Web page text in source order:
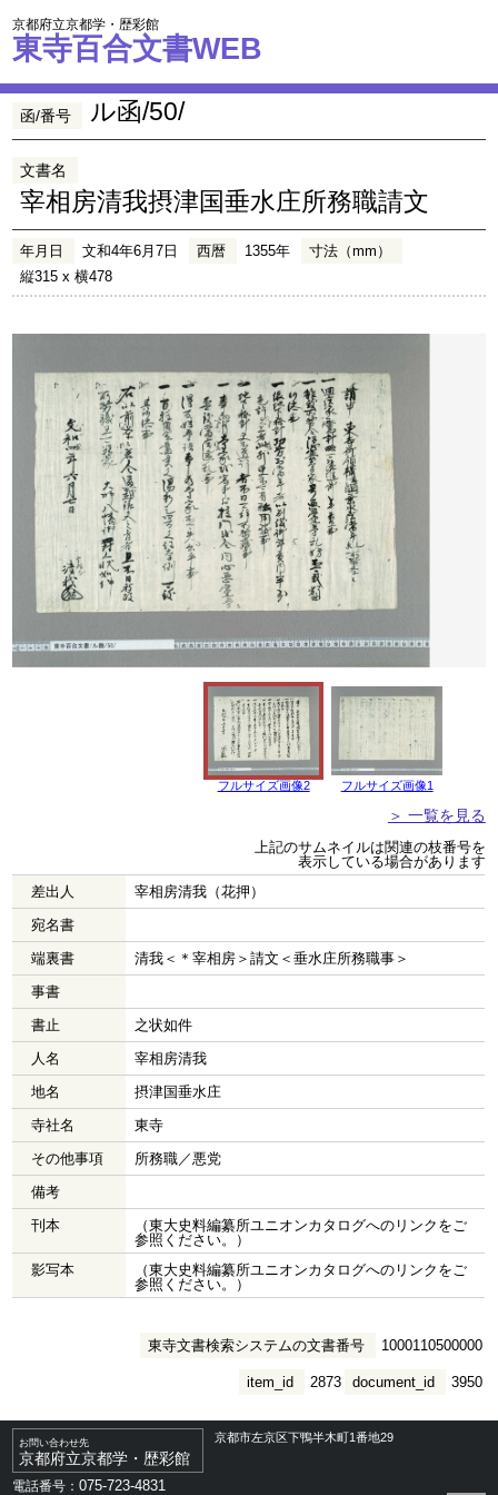
京都府立京都学・歴彩館
東寺百合文書WEB
函/番号 ル函/50/
文書名
宰相房清我摂津国垂水庄所務職請文
年月日 文和4年6月7日 西暦 1355年
寸法（mm）
縦315 x 横478
フルサイズ画像2 フルサイズ画像1
＞ 一覧を見る
上記のサムネイルは関連の枝番号を
表示している場合があります
差出人
宰相房清我（花押）
宛名書
端裏書
清我＜＊宰相房＞請文＜垂水庄所務職事＞
事書
書止
之状如件
人名
宰相房清我
地名
摂津国垂水庄
寺社名
東寺
その他事項
所務職／悪党
備考
刊本
（東大史料編纂所ユニオンカタログへのリンクをご
参照ください。）
影写本
（東大史料編纂所ユニオンカタログへのリンクをご
参照ください。）
東寺文書検索システムの文書番号 1000110500000
document_id 3950
item_id 2873
お問い合わせ先
京都府立京都学・歴彩館
京都市左京区下鴨半木町1番地29
電話番号：075-723-4831